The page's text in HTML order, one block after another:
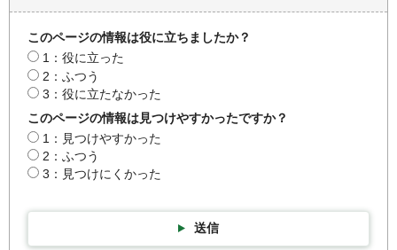
このページの情報は役に立ちましたか？
1：役に立った
2：ふつう
3：役に立たなかった
このページの情報は見つけやすかったですか？
1：見つけやすかった
2：ふつう
3：見つけにくかった
送信